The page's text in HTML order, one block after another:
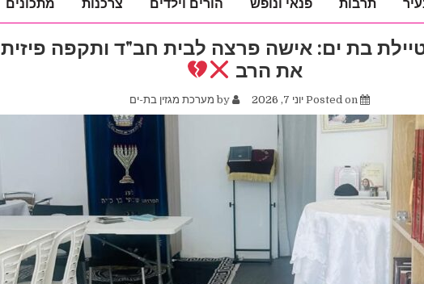
תרבות פנאי ונופש הורים וילדים צרכנות מתכונים
בת ים: אישה פרצה לבית חב"ד ותקפה פיזית
את הרב
Posted on יוני 7, 2026 by מערכת מגזין בת-ים